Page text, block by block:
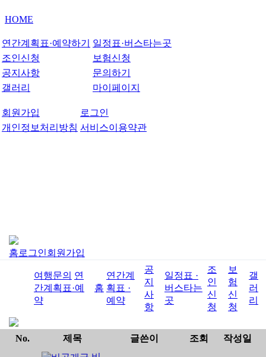
HOME
연간계획표·예약하기
일정표·버스타는곳
조인신청
보험신청
공지사항
문의하기
갤러리
마이페이지
회원가입
로그인
개인정보처리방침 서비스이용약관
홈로그인회원가입
여행문의 연
간계획표·예
약
홈
연간계
획표 ·
예약
공
지
사
항
일정표 ·
버스타는
곳
조
인
신
청
보
험
신
청
갤
러
리
No. 제목 글쓴이 조회 작성일